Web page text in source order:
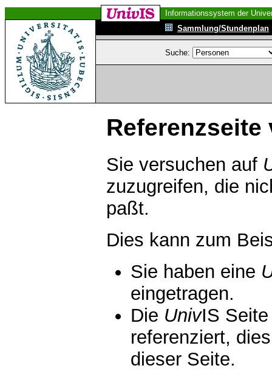
Informationssystem der
Sammlung/Stundenplan
Suche:
Referenzseite
Sie versuchen auf
zuzugreifen, die
paßt.
Dies kann zum
Sie haben eine
eingetragen.
Die UnivIS
referenziert,
dieser Seite.